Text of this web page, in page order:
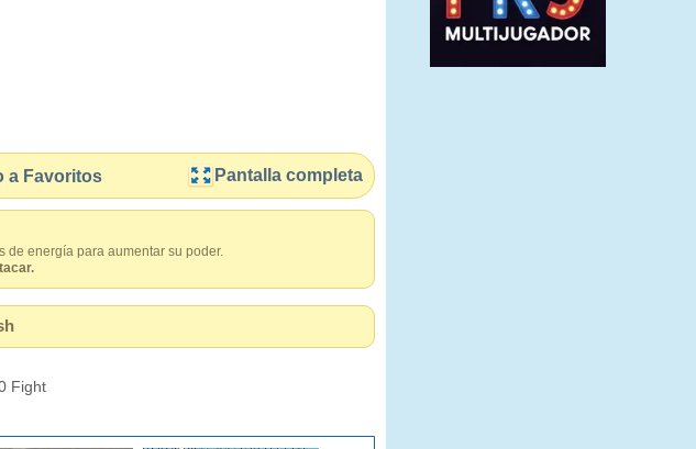
a Favoritos Pantalla completa
de energía para aumentar su poder.
Fight